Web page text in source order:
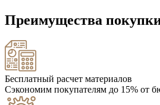
Преимущества
Бесплатный расчет материалов
Сэкономим покупателям до 15% от